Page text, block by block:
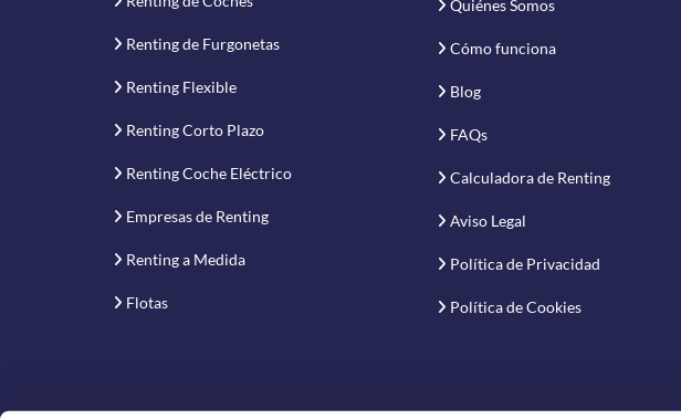
Renting de Furgonetas
Renting Flexible
Renting Corto Plazo
Renting Coche Eléctrico
Empresas de Renting
Renting a Medida
Flotas
Quiénes Somos
Cómo funciona
Blog
FAQs
Calculadora de Renting
Aviso Legal
Política de Privacidad
Política de Cookies